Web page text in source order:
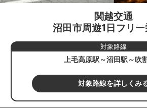
関越交通
沼田市周遊1日フリ
対象路線
上毛高原駅～沼田駅～吹
対象路線を詳しくみ